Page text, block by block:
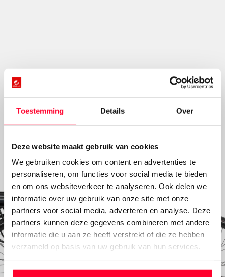
Toestemming Details Over
Deze website maakt gebruik van cookies
We gebruiken cookies om content en advertenties te
personaliseren, om functies voor social media te bieden
en om ons websiteverkeer te analyseren. Ook delen we
informatie over uw gebruik van onze site met onze
partners voor social media, adverteren en analyse. Deze
partners kunnen deze gegevens combineren met andere
informatie die u aan ze heeft verstrekt of die ze hebben
verzameld op basis van uw gebruik van hun services.
9 ondersteuningen